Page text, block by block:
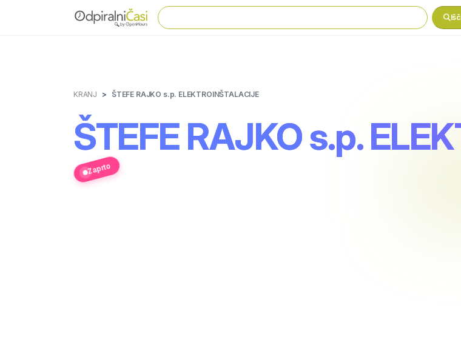
KRANJ ŠTEFE RAJKO s.p. ELEKTROINŠTALACIJE
ŠTEFE RAJKO s.p.
Zaprto